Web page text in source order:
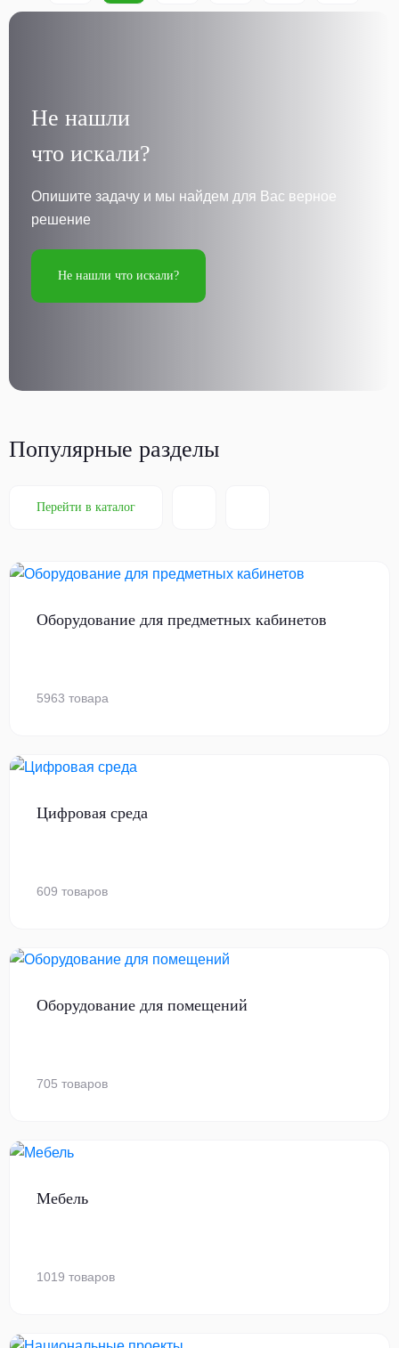
Не нашли
что искали?
Опишите задачу и мы найдем для Вас верное
решение
Не нашли что искали?
Популярные разделы
Перейти в каталог
Оборудование для предметных кабинетов
5963 товара
Цифровая среда
609 товаров
Оборудование для помещений
705 товаров
Мебель
1019 товаров